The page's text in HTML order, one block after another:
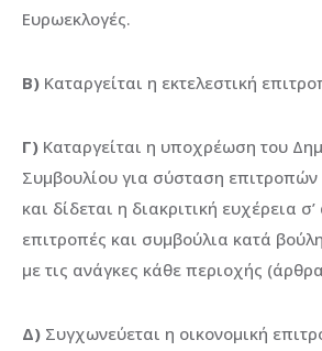
Ευρωεκλογές.
Β) Καταργείται η εκτελεστική
Γ) Καταργείται η υποχρέωση του
Συμβουλίου για σύσταση
και δίδεται η διακριτική ευχέρεια
επιτροπές και συμβούλια κατά
με τις ανάγκες κάθε περιοχής
Δ) Συγχωνεύεται η οικονομική